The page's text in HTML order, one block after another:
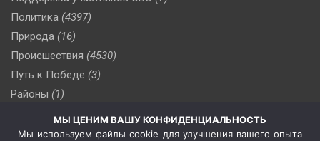
Политика (4397)
Природа (16)
Происшествия (4530)
Путь к Победе (3)
Районы (1)
(510)
Сельское хозяйство (3)
МЫ ЦЕНИМ ВАШУ КОНФИДЕНЦИАЛЬНОСТЬ
Мы используем файлы cookie для улучшения вашего опыта